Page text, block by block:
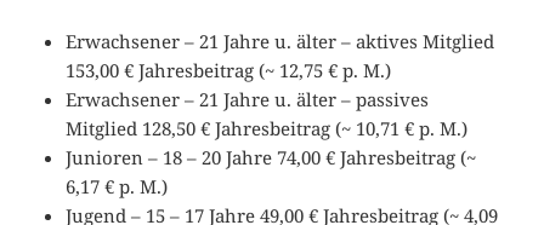
Erwachsener – 21 Jahre u. älter – aktives Mitglied
153,00 € Jahresbeitrag (~ 12,75 € p. M.)
Erwachsener – 21 Jahre u. älter – passives
Mitglied 128,50 € Jahresbeitrag (~ 10,71 € p. M.)
Junioren – 18 – 20 Jahre 74,00 € Jahresbeitrag (~
6,17 € p. M.)
Jugend – 15 – 17 Jahre 49,00 € Jahresbeitrag (~ 4,09